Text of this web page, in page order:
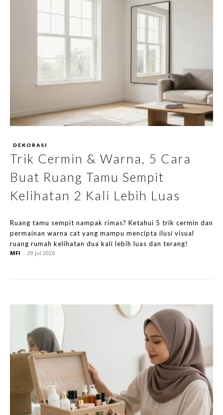
DEKORASI
Trik Cermin & Warna, 5 Cara
Buat Ruang Tamu Sempit
Kelihatan 2 Kali Lebih Luas
Ruang tamu sempit nampak rimas? Ketahui 5 trik cermin dan
permainan warna cat yang mampu mencipta ilusi visual
ruang rumah kelihatan dua kali lebih luas dan terang!
MFI - 29 Jul 2026